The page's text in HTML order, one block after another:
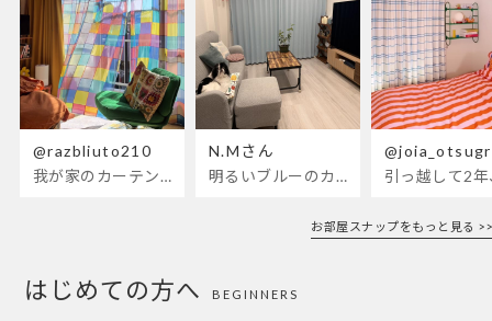
@razbliuto210
我が家のカーテンが新しくなりました🌼早起きが超絶苦手な私が、思わず朝カーテンを開けて光合成するようになったステンドグラスカーテン…！
N.Mさん
明るいブルーのカーテンで、部屋全体が明るく。白を基調とした部屋にぴったりです。
お部屋スナップをもっと見る >>
はじめての方へ BEGINNERS